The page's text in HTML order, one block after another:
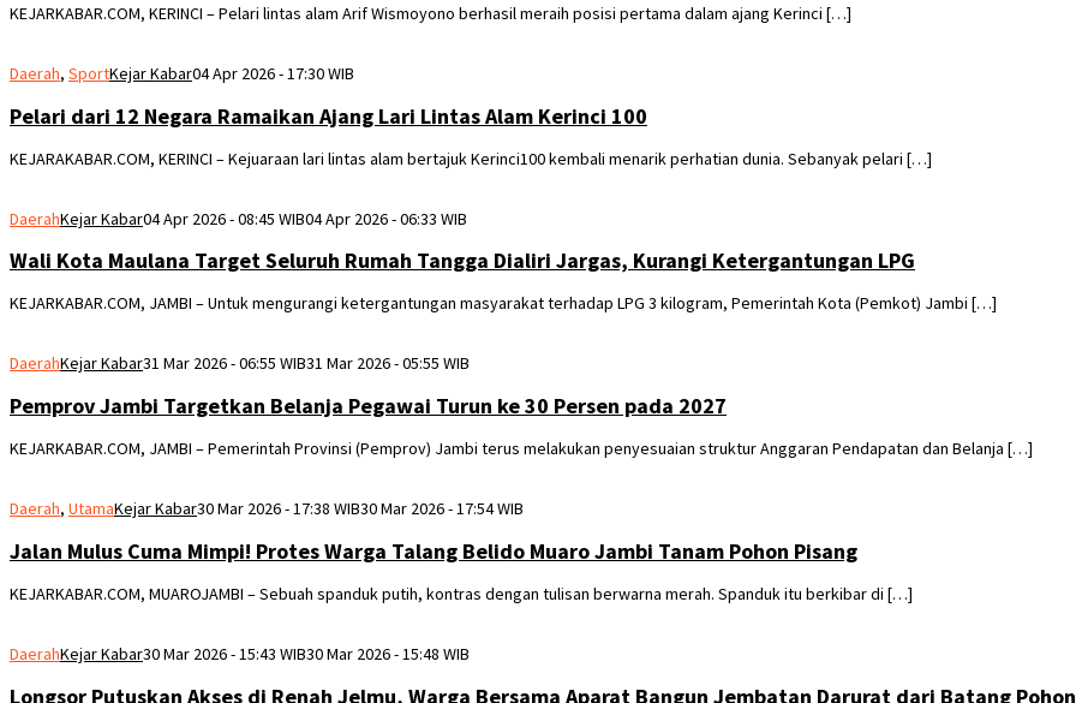
KEJARKABAR.COM, KERINCI – Pelari lintas alam Arif Wismoyono berhasil meraih posisi pertama dalam ajang Kerinci […]
Daerah, SportKejar Kabar04 Apr 2026 - 17:30 WIB
Pelari dari 12 Negara Ramaikan Ajang Lari Lintas Alam Kerinci 100
KEJARAKABAR.COM, KERINCI – Kejuaraan lari lintas alam bertajuk Kerinci100 kembali menarik perhatian dunia. Sebanyak pelari […]
DaerahKejar Kabar04 Apr 2026 - 08:45 WIB04 Apr 2026 - 06:33 WIB
Wali Kota Maulana Target Seluruh Rumah Tangga Dialiri Jargas, Kurangi Ketergantungan LPG
KEJARKABAR.COM, JAMBI – Untuk mengurangi ketergantungan masyarakat terhadap LPG 3 kilogram, Pemerintah Kota (Pemkot) Jambi […]
DaerahKejar Kabar31 Mar 2026 - 06:55 WIB31 Mar 2026 - 05:55 WIB
Pemprov Jambi Targetkan Belanja Pegawai Turun ke 30 Persen pada 2027
KEJARKABAR.COM, JAMBI – Pemerintah Provinsi (Pemprov) Jambi terus melakukan penyesuaian struktur Anggaran Pendapatan dan Belanja […]
Daerah, UtamaKejar Kabar30 Mar 2026 - 17:38 WIB30 Mar 2026 - 17:54 WIB
Jalan Mulus Cuma Mimpi! Protes Warga Talang Belido Muaro Jambi Tanam Pohon Pisang
KEJARKABAR.COM, MUAROJAMBI – Sebuah spanduk putih, kontras dengan tulisan berwarna merah. Spanduk itu berkibar di […]
DaerahKejar Kabar30 Mar 2026 - 15:43 WIB30 Mar 2026 - 15:48 WIB
Longsor Putuskan Akses di Renah Jelmu, Warga Bersama Aparat Bangun Jembatan Darurat dari Batang Pohon